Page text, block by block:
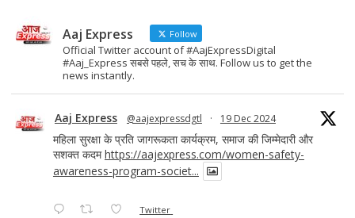
Aaj Express Follow
Official Twitter account of #AajExpressDigital
#Aaj_Express सबसे पहले, सच के साथ. Follow us to get the
news instantly.
Aaj Express @aajexpressdgtl · 19 Dec 2024
महिला सुरक्षा के प्रति जागरूकता कार्यक्रम, समाज की जिम्मेदारी और
सशक्त कदमhttps://aajexpress.com/women-safety-
awareness-program-societ...
Twitter